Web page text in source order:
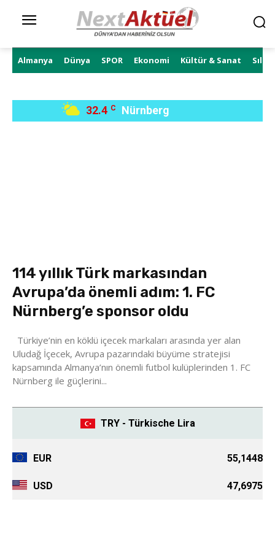
Almanya Dünya SPOR Ekonomi Kültür & Sanat Sıla
32.4 C Nürnberg
114 yıllık Türk markasından
Avrupa’da önemli adım: 1. FC
Nürnberg’e sponsor oldu
Uludağ İçecek, Avrupa pazarındaki büyüme stratejisi
kapsamında Almanya’nın önemli futbol kulüplerinden 1. FC
Nürnberg ile güçlerini...
TRY - Türkische Lira
EUR 55,1448
USD 47,6975